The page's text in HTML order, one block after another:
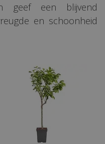
geef een blijvend
en schoonheid